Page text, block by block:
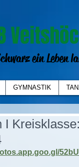
ein Leben
GYMNASTIK
I